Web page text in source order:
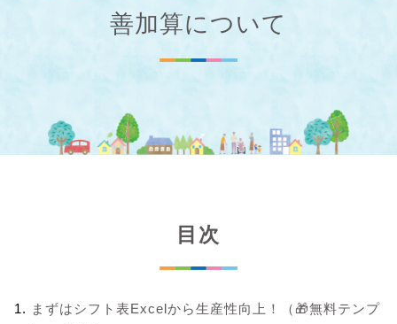
善加算について
目次
まずはシフト表Excelから生産性向上！（🎁無料テンプ